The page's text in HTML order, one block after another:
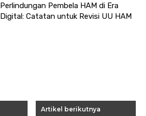
Perlindungan Pembela HAM di Era
Digital: Catatan untuk Revisi UU HAM
Artikel berikutnya